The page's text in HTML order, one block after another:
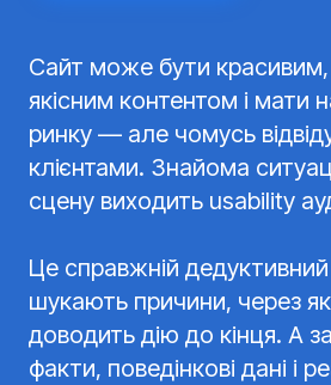
Сайт може бути
якісним контентом і мати
ринку — але чомусь
клієнтами. Знайома
сцену виходить usability
Це справжній дедуктивний
шукають причини, через
доводить дію до кінця. А
факти, поведінкові дані і